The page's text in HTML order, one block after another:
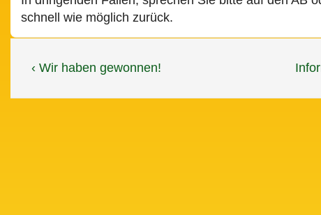
schnell wie möglich zurück.
Beitragsnavigation
Vorheriger
ist
‹ Wir haben gewonnen!
ist